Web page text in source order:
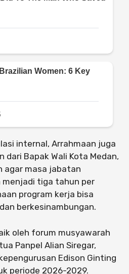
internal, Arrahmaan juga
dari Bapak Wali Kota Medan,
agar masa jabatan
tiga tahun per
program kerja bisa
berkesinambungan.
oleh forum musyawarah
Panpel Alian Siregar,
Edison Ginting
periode 2026-2029.